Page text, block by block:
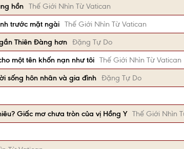
hồn Thế Giới Nhìn Từ Vatican
trước mặt ngài Thế Giới Nhìn Từ Vatican
Thiên Đàng hơn Đặng Tự Do
một tên khốn nạn như tôi Thế Giới Nhìn Từ Vatican
sống hôn nhân và gia đình Đặng Tự Do
Giấc mơ chưa tròn của vị Hồng Y Thế Giới Nhìn